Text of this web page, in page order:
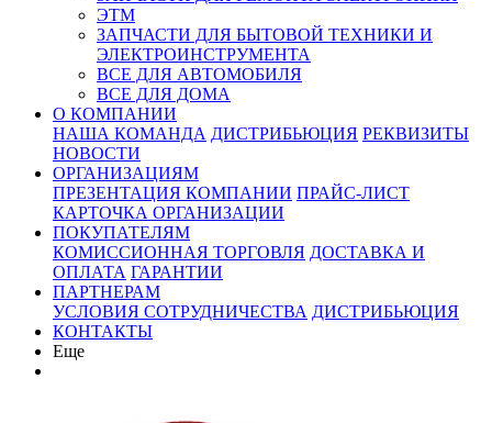
ЭТМ
ЗАПЧАСТИ ДЛЯ БЫТОВОЙ ТЕХНИКИ И
ЭЛЕКТРОИНСТРУМЕНТА
ВСЕ ДЛЯ АВТОМОБИЛЯ
ВСЕ ДЛЯ ДОМА
О КОМПАНИИ
НАША КОМАНДА ДИСТРИБЬЮЦИЯ РЕКВИЗИТЫ
НОВОСТИ
ОРГАНИЗАЦИЯМ
ПРЕЗЕНТАЦИЯ КОМПАНИИ ПРАЙС-ЛИСТ
КАРТОЧКА ОРГАНИЗАЦИИ
ПОКУПАТЕЛЯМ
КОМИССИОННАЯ ТОРГОВЛЯ ДОСТАВКА И
ОПЛАТА ГАРАНТИИ
ПАРТНЕРАМ
УСЛОВИЯ СОТРУДНИЧЕСТВА ДИСТРИБЬЮЦИЯ
КОНТАКТЫ
Еще